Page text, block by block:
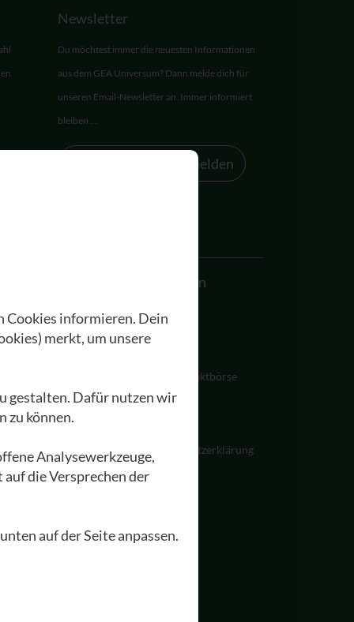
Newsletter
Du möchtest immer die neuesten Informationen
aus dem GEA Universum? Dann melde dich für
unseren Email-Newsletter an. Immer informiert
bleiben ...
Zum Newsletter anmelden
und Kontakt
Allgemein
Kontakt
GEA Produktbörse
Presse
Datenschutzerklärung
Cookies informieren. Dein
merkt, um unsere
gestalten. Dafür nutzen wir
zu können.
Analysewerkzeuge,
die Versprechen der
auf der Seite anpassen.